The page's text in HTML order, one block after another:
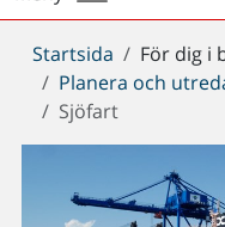
Du
är
här:
Startsida
För dig i
Planera och
Sjöfart